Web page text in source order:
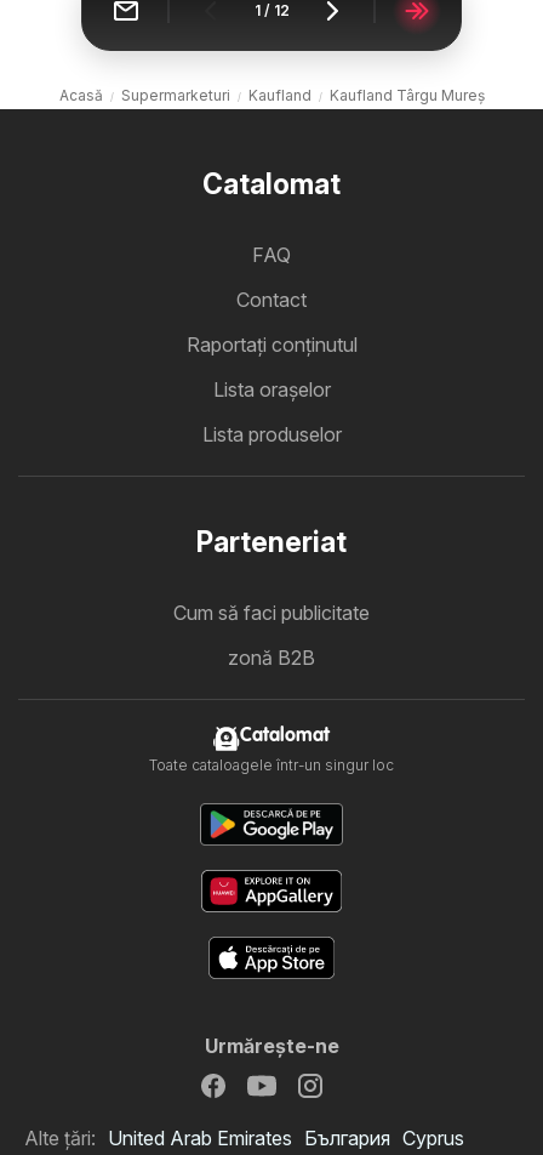
1/ 12
Acasă Supermarketuri Kaufland Kaufland Târgu Mureș
Catalomat
FAQ
Contact
Raportați conținutul
Lista oraşelor
Lista produselor
Parteneriat
Cum să faci publicitate
zonă B2B
Catalomat
Toate cataloagele într-un singur loc
Urmăreşte-ne
Alte țări: United Arab Emirates България Cyprus